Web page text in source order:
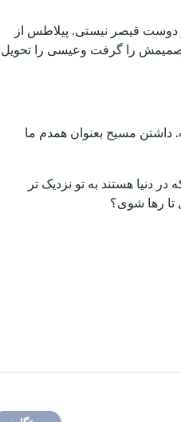
دوست قیصر نیستی. پیلاطس از
تصمیمش را گرفت وعیسی را تحویل
داشتن مسیح بعنوان همدم ما
دنیا هستند به تو نزدیک تر
تا رها شوی؟